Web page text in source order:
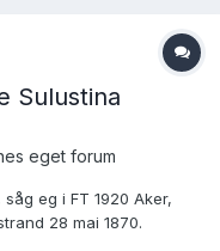
Sulustina
eget forum
eg i FT 1920 Aker,
28 mai 1870.